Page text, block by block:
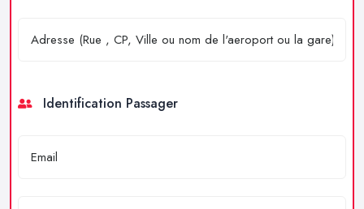
Identification Passager